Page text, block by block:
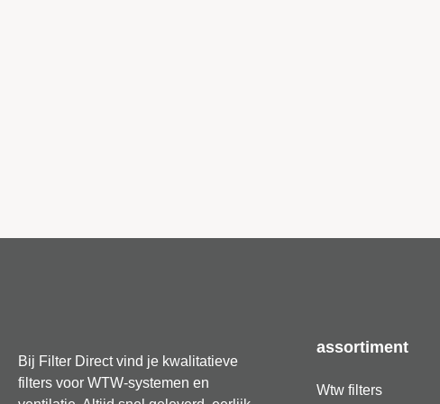
Bij Filter Direct vind je kwalitatieve
filters voor WTW-systemen en
assortiment
Wtw filters